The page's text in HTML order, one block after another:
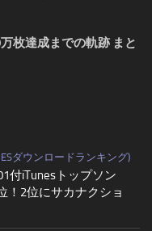
枚達成までの軌跡 まと
ダウンロードランキング)
付iTunesトップソン
！2位にサカナクショ